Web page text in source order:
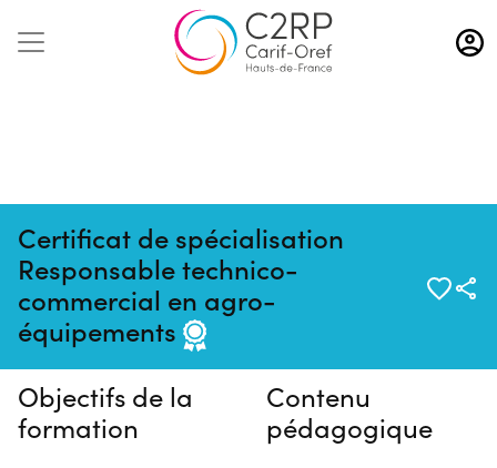
Aller
au
contenu
Certificat de spécialisation
Responsable technico-
commercial en agro-
équipements
Pas de session programmée en
ce moment
Objectifs de la
formation
Contenu
pédagogique